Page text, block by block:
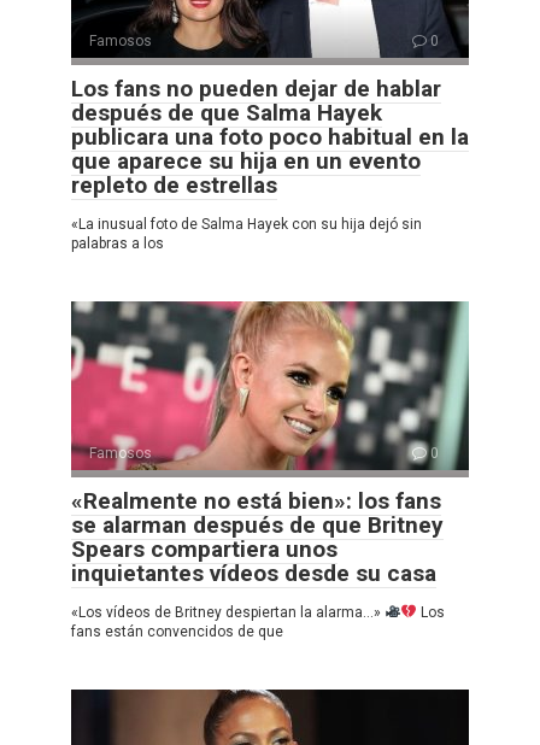
Famosos 0
Los fans no pueden dejar de hablar
después de que Salma Hayek
publicara una foto poco habitual en la
que aparece su hija en un evento
repleto de estrellas
«La inusual foto de Salma Hayek con su hija dejó sin
palabras a los
Famosos 0
«Realmente no está bien»: los fans
se alarman después de que Britney
Spears compartiera unos
inquietantes vídeos desde su casa
«Los vídeos de Britney despiertan la alarma…»
Los
fans están convencidos de que